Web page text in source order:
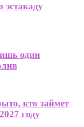
один
кто займет
году